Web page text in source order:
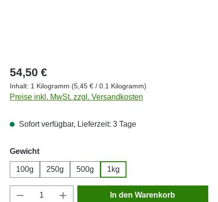
Regulärer Preis:
54,50 €
Inhalt: 1 Kilogramm (5,45 € / 0.1 Kilogramm)
Preise inkl. MwSt. zzgl. Versandkosten
Sofort verfügbar, Lieferzeit: 3 Tage
Gewichtauswählen
100g 250g 500g 1kg
Produkt Anzahl: Gib den gewünschten
In den Warenkorb